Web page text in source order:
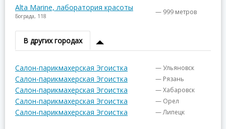
Alta Marine, лаборатория красоты
Бограда, 118 — 999 метров
В других городах
Салон-парикмахерская Эгоистка — Ульяновск
Салон-парикмахерская Эгоистка — Рязань
Салон-парикмахерская Эгоистка — Хабаровск
Салон-парикмахерская Эгоистка — Орел
Салон-парикмахерская Эгоистка — Липецк